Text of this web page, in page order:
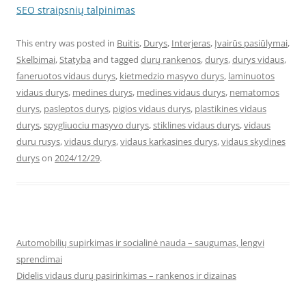
SEO straipsnių talpinimas
This entry was posted in Buitis, Durys, Interjeras, Įvairūs pasiūlymai,
Skelbimai,Statyba and tagged durų rankenos,durys,durys vidaus,
faneruotos vidaus durys, kietmedzio masyvo durys, laminuotos
vidaus durys, medines durys, medines vidaus durys, nematomos
durys, pasleptos durys, pigios vidaus durys, plastikines vidaus
durys,spygliuociu masyvo durys,stiklines vidaus durys,vidaus
duru rusys,vidaus durys,vidaus karkasines durys,vidaus skydines
duryson 2024/12/29.
Automobilių supirkimas ir socialinė nauda – saugumas, lengvi
sprendimai
Didelis vidaus durų pasirinkimas – rankenos ir dizainas